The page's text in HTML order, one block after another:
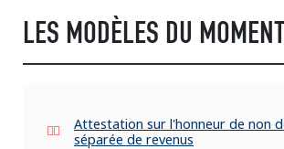
LES MODÈLES DU
Attestation sur l'honneur de non
séparée de revenus